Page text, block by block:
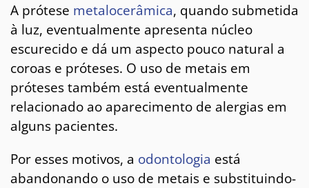
A prótese metalocerâmica, quando submetida
à luz, eventualmente apresenta núcleo
escurecido e dá um aspecto pouco natural a
coroas e próteses. O uso de metais em
próteses também está eventualmente
relacionado ao aparecimento de alergias em
alguns pacientes.
Por esses motivos, a odontologia está
abandonando o uso de metais e substituindo-